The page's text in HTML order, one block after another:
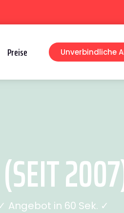
Preise Unverbindliche
Angebot in 60 Sek. ✓